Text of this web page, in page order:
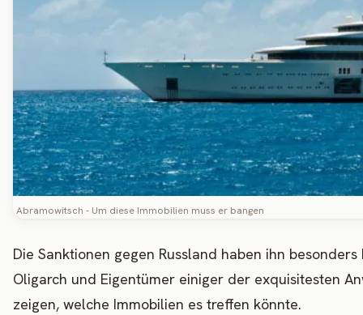
Abramowitsch - Um diese Immobilien muss er bangen
Die Sanktionen gegen Russland haben ihn
Oligarch und Eigentümer einiger der exquisitesten
zeigen, welche Immobilien es treffen könnte.